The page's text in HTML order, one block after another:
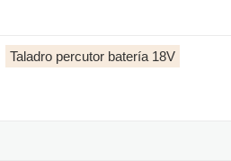
Taladro percutor batería 18V